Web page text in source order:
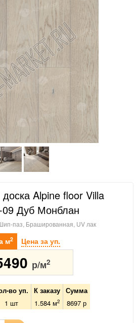
Alpine floor Villa
09 Дуб Монблан
паз, Брашированная, UV лак
м2 Цена за уп.
р/м2
во уп. К заказу
Сумма
1 шт 1.584м2 8697р